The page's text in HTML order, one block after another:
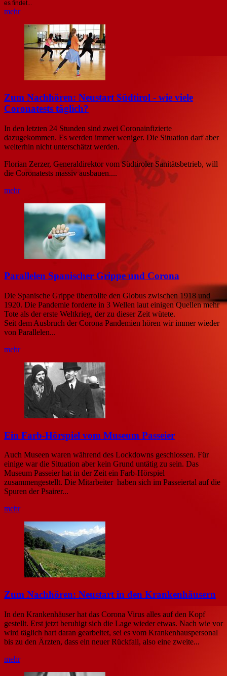
es findet...
mehr
Zum Nachhören: Neustart Südtirol - wie viele
Coronatests täglich?
In den letzten 24 Stunden sind zwei Coronainfizierte
dazugekommen. Es werden immer weniger. Die Situation darf aber
weiterhin nicht unterschätzt werden.
Florian Zerzer, Generaldirektor vom Südtiroler Sanitätsbetrieb, will
die Coronatests massiv ausbauen....
mehr
Parallelen Spanischer Grippe und Corona
Die Spanische Grippe überrollte den Globus zwischen 1918 und
1920. Die Pandemie forderte in 3 Wellen laut einigen Quellen mehr
Tote als der erste Weltkrieg, der zu dieser Zeit wütete.
Seit dem Ausbruch der Corona Pandemien hören wir immer wieder
von Parallelen...
mehr
Ein Farb-Hörspiel vom Museum Passeier
Auch Museen waren während des Lockdowns geschlossen. Für
einige war die Situation aber kein Grund untätig zu sein. Das
Museum Passeier hat in der Zeit ein Farb-Hörspiel
zusammengestellt. Die Mitarbeiter haben sich im Passeiertal auf die
Spuren der Psairer...
mehr
Zum Nachhören: Neustart in den Krankenhäusern
In den Krankenhäuser hat das Corona Virus alles auf den Kopf
gestellt. Erst jetzt beruhigt sich die Lage wieder etwas. Nach wie vor
wird täglich hart daran gearbeitet, sei es vom Krankenhauspersonal
bis zu den Ärzten, dass ein neuer Rückfall, also eine zweite...
mehr